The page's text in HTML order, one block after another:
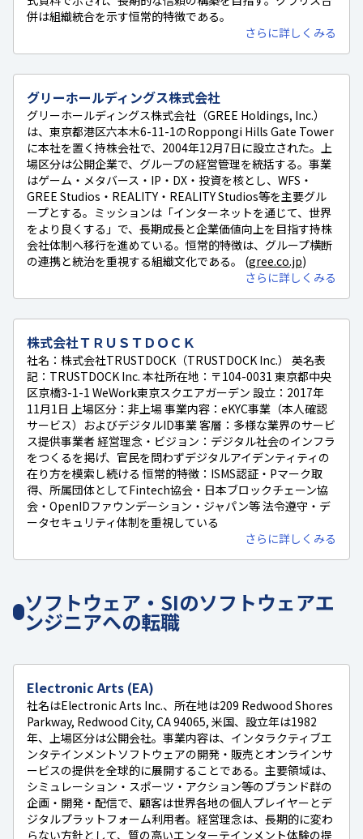
併は組織統合を示す恒常的特徴である。
さらに詳しくみる
グリーホールディングス株式会社
グリーホールディングス株式会社（GREE Holdings, Inc.）
は、東京都港区六本木6-11-1のRoppongi Hills Gate Tower
に本社を置く持株会社で、2004年12月7日に設立された。上
場区分は公開企業で、グループの経営管理を統括する。事業
はゲーム・メタバース・IP・DX・投資を核とし、WFS・
GREE Studios・REALITY・REALITY Studios等を主要グル
ープとする。ミッションは「インターネットを通じて、世界
をより良くする」で、長期成長と企業価値向上を目指す持株
会社体制へ移行を進めている。恒常的特徴は、グループ横断
の連携と統治を重視する組織文化である。 (gree.co.jp)
さらに詳しくみる
株式会社ＴＲＵＳＴＤＯＣＫ
社名：株式会社TRUSTDOCK（TRUSTDOCK Inc.） 英名表
記：TRUSTDOCK Inc. 本社所在地：〒104-0031 東京都中央
区京橋3-1-1 WeWork東京スクエアガーデン 設立：2017年
11月1日 上場区分：非上場 事業内容：eKYC事業（本人確認
サービス）およびデジタルID事業 客層：多様な業界のサービ
ス提供事業者 経営理念・ビジョン：デジタル社会のインフラ
をつくるを掲げ、官民を問わずデジタルアイデンティティの
在り方を模索し続ける 恒常的特徴：ISMS認証・Pマーク取
得、所属団体としてFintech協会・日本ブロックチェーン協
会・OpenIDファウンデーション・ジャパン等 法令遵守・デ
ータセキュリティ体制を重視している
さらに詳しくみる
ソフトウェア・SIのソフトウェアエ
ンジニアへの転職
Electronic Arts (EA)
社名はElectronic Arts Inc.、所在地は209 Redwood Shores
Parkway, Redwood City, CA 94065, 米国、設立年は1982
年、上場区分は公開会社。事業内容は、インタラクティブエ
ンタテインメントソフトウェアの開発・販売とオンラインサ
ービスの提供を全球的に展開することである。主要領域は、
シミュレーション・スポーツ・アクション等のブランド群の
企画・開発・配信で、顧客は世界各地の個人プレイヤーとデ
ジタルプラットフォーム利用者。経営理念は、長期的に変わ
らない方針として、質の高いエンターテインメント体験の提